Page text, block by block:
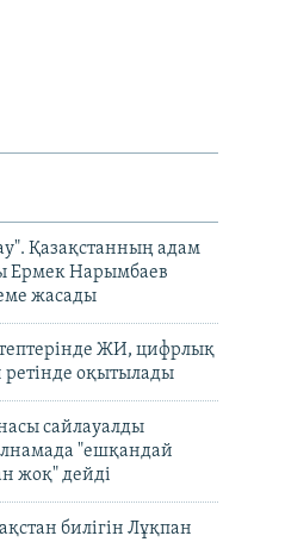
Қазақстанның адам
Ермек Нарымбаев
жасады
ЖИ, цифрлық
ретінде оқытылады
сайлауалды
"ешқандай
жоқ" дейді
билігін Лұқпан